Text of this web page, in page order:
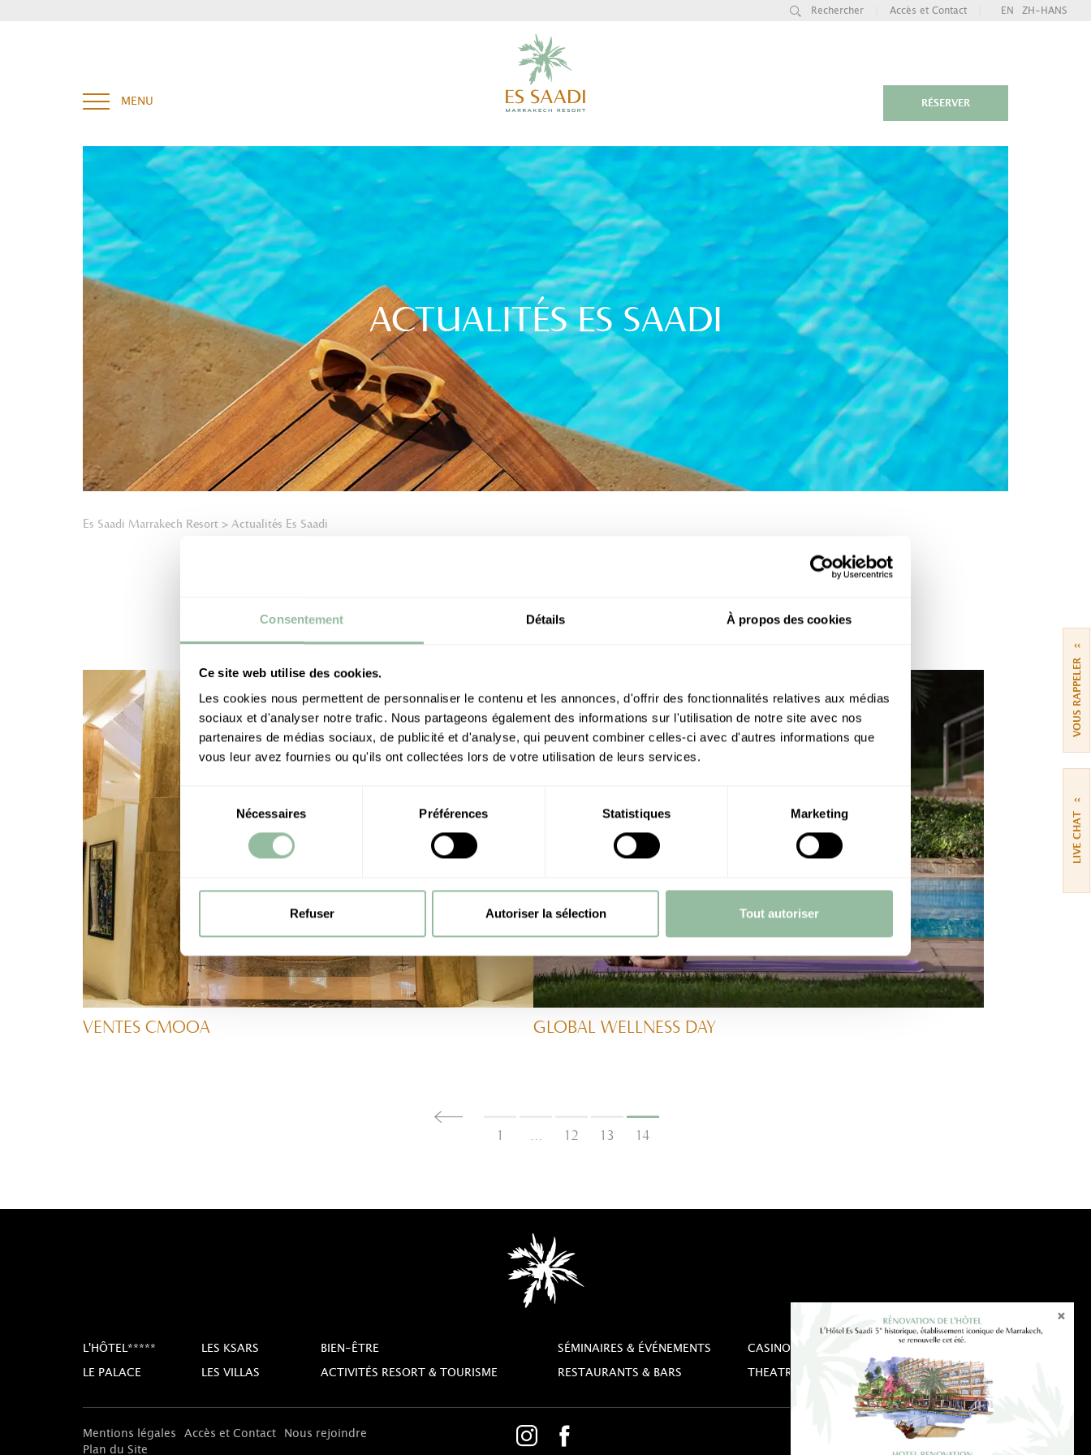
Consentement Détails À propos des cookies
Ce site web utilise des cookies.
Les cookies nous permettent de personnaliser le contenu et les annonces, d'offrir des fonctionnalités relatives aux médias
sociaux et d'analyser notre trafic. Nous partageons également des informations sur l'utilisation de notre site avec nos
partenaires de médias sociaux, de publicité et d'analyse, qui peuvent combiner celles-ci avec d'autres informations que
vous leur avez fournies ou qu'ils ont collectées lors de votre utilisation de leurs services.
consentement
Nécessaires Préférences Statistiques Marketing
Refuser Autoriser la sélection Tout autoriser
Rechercher Accès et Contact EN ZH-HANS
MENU RÉSERVER
ACTUALITÉS ES SAADI
Es Saadi Marrakech Resort>Actualités Es Saadi
VENTES CMOOA GLOBAL WELLNESS DAY
1 … 12 13 14
LIVE CHAT
››
VOUS RAPPELER
››
L'HÔTEL*****
LE PALACE
LES KSARS
LES VILLAS
BIEN-ÊTRE
ACTIVITÉS RESORT & TOURISME
SÉMINAIRES & ÉVÉNEMENTS
RESTAURANTS & BARS
CASINO
THEATRO OFFRES ET SEJOURS
Mentions légales Accès et Contact
Nous rejoindre
Plan du Site
© Copyright Es Saadi - 2026